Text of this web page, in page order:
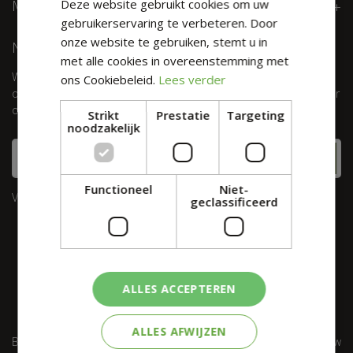
MEER INFORMATIE
NIEUWSBRIEF
Wil je maximaal 1 keer per week onze digitale nieuwsbrief
ontvangen? Meld je dan hier aan! Wij slaan jouw gegevens secuur
op conform onze privacy policy.
Velden met zijn verplicht.
Barbecues Restaurant Landal Elfstedenhart Kerstshow
Deze website gebruikt cookies om uw
gebruikerservaring te verbeteren. Door
onze website te gebruiken, stemt u in
met alle cookies in overeenstemming met
ons Cookiebeleid. Lees verder
Strikt
noodzakelijk
Prestatie Targeting
Functioneel
Niet-
geclassificeerd
ALLES ACCEPTEREN
ALLES AFWIJZEN